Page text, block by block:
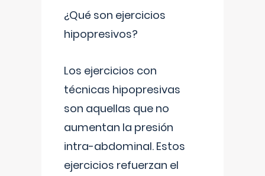
¿Qué son ejercicios
hipopresivos?
Los ejercicios con
técnicas hipopresivas
son aquellas que no
aumentan la presión
intra-abdominal. Estos
ejercicios refuerzan el